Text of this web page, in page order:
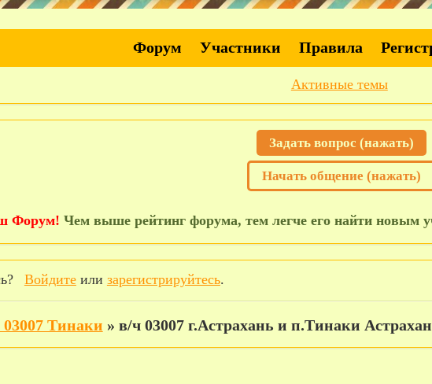
Форум Участники Правила
Активные темы
Задать вопрос (нажать)
Начать общение (нажать)
Форум! Чем выше рейтинг форума, тем легче его найти новым
Войдитеили зарегистрируйтесь.
03007 Тинаки » в/ч 03007 г.Астрахань и п.Тинаки